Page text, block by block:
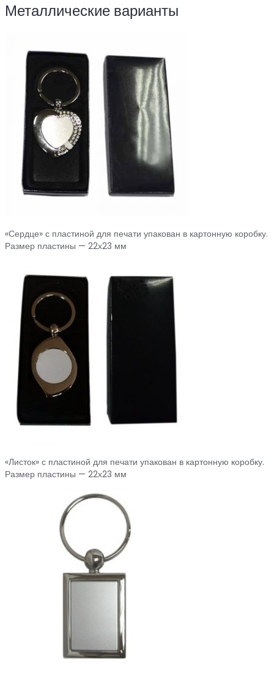
Металлические варианты
«Сердце» с пластиной для печати упакован в картонную коробку.
Размер пластины — 22х23 мм
«Листок» с пластиной для печати упакован в картонную коробку.
Размер пластины — 22х23 мм